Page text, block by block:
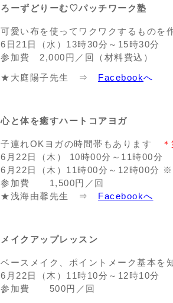
ろーずどりーむ♡パッチワーク塾
可愛い布を使ってワクワクするものを
6日21日（水）13時30分～15時30分
参加費 2,000円／回（材料費込）
★大庭陽子先生 ⇒ Facebookへ
心と体を癒すハートコアヨガ
子連れOKヨガの時間帯もあります
6月22日（木） 10時00分～11時00分
6月22日（木）11時00分～12時00分
参加費 1,500円／回
★浅海由馨先生 ⇒ Facebookへ
メイクアップレッスン
ベースメイク、ポイントメーク基本を
6月22日（木）11時10分～12時10分
参加費 500円／回